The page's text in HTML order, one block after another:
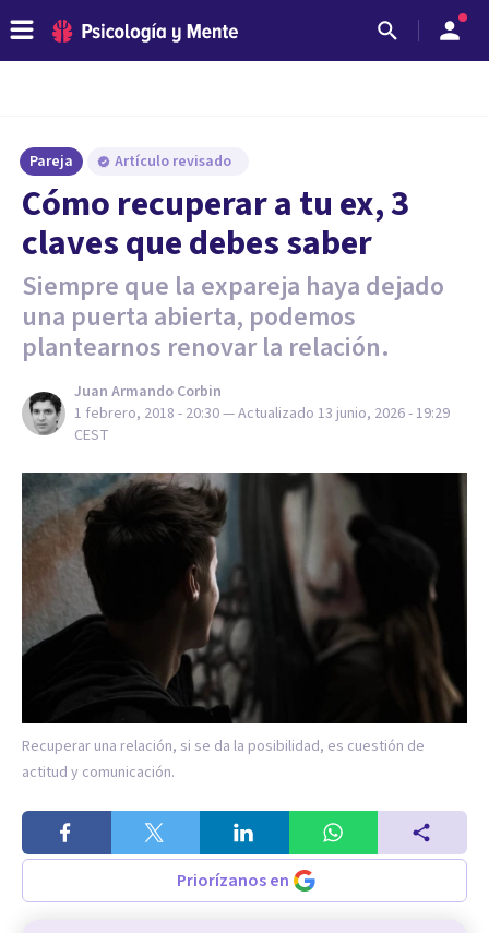
Pareja Artículo revisado
Cómo recuperar a tu ex, 3
claves que debes saber
Siempre que la expareja haya dejado
una puerta abierta, podemos
plantearnos renovar la relación.
Juan Armando Corbin
1 febrero, 2018 - 20:30— Actualizado 13 junio, 2026 - 19:29
CEST
Recuperar una relación, si se da la posibilidad, es cuestión de
actitud y comunicación.
Priorízanos en